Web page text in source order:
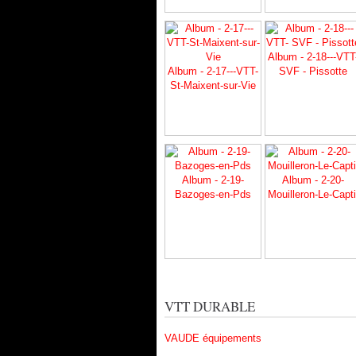
Album - 2-17---VTT-
St-Maixent-sur-Vie
Album - 2-18---
SVF - Pissotte
Album - 2-19-
Bazoges-en-Pds
Album - 2-20-
Mouilleron-Le-
VTT DURABLE
VAUDE équipements